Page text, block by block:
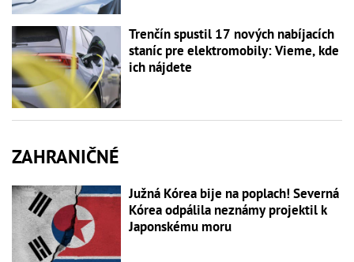
Trenčín spustil 17 nových nabíjacích
staníc pre elektromobily: Vieme, kde
ich nájdete
ZAHRANIČNÉ
Južná Kórea bije na poplach! Severná
Kórea odpálila neznámy projektil k
Japonskému moru